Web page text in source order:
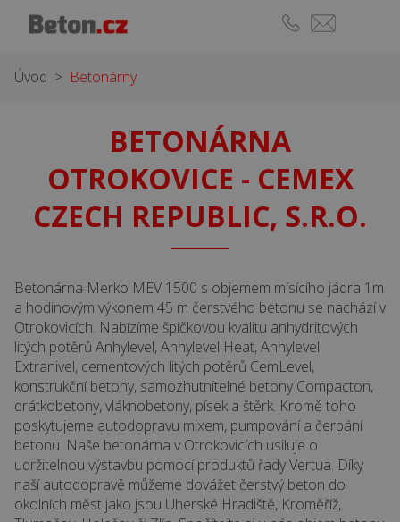
Úvod > Betonárny
BETONÁRNA
OTROKOVICE - CEMEX
CZECH REPUBLIC, S.R.O.
Betonárna Merko MEV 1500 s objemem mísícího jádra 1m
a hodinovým výkonem 45 m čerstvého betonu se nachází v
Otrokovicích. Nabízíme špičkovou kvalitu anhydritových
litých potěrů Anhylevel, Anhylevel Heat, Anhylevel
Extranivel, cementových litých potěrů CemLevel,
konstrukční betony, samozhutnitelné betony Compacton,
drátkobetony, vláknobetony, písek a štěrk. Kromě toho
poskytujeme autodopravu mixem, pumpování a čerpání
betonu. Naše betonárna v Otrokovicích usiluje o
udržitelnou výstavbu pomocí produktů řady Vertua. Díky
naší autodopravě můžeme dovážet čerstvý beton do
okolních měst jako jsou Uherské Hradiště, Kroměříž,